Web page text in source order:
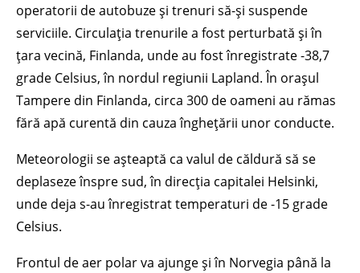
operatorii de autobuze și trenuri să-și suspende
serviciile. Circulația trenurile a fost perturbată și în
țara vecină, Finlanda, unde au fost înregistrate -38,7
grade Celsius, în nordul regiunii Lapland. În orașul
Tampere din Finlanda, circa 300 de oameni au rămas
fără apă curentă din cauza înghețării unor conducte.
Meteorologii se așteaptă ca valul de căldură să se
deplaseze înspre sud, în direcția capitalei Helsinki,
unde deja s-au înregistrat temperaturi de -15 grade
Celsius.
Frontul de aer polar va ajunge și în Norvegia până la